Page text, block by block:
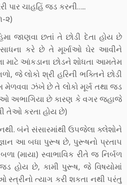
પાર ચાહહિં જડ કરની…..
૨)
જાણવા છતાં તે છોડી દેતા હોય છે
કરે છે તે મૂર્ખાઓ ઘેર આવીને
માટે આંકડાના છોડને શોધતા આમતેમ
જે લોકો શ્રી હરિની ભક્તિને છોડી
મેળવવા ઝંખે છે તે લોકો મૂર્ખ તથા જડ
અભાગિયા છે કારણ કે વગર જહાજે
તેઓ કરતા હોય છે)
બંને સંસારમાંથી ઉ૫જેલા ક્લેશોને
આ બધા પુરૂષ છે, પુરૂષનો પ્રતા૫
(માયા) સ્‍વાભાવિક રીતે જ નિર્બળ
હોય છે, કામી પુરૂષ, જે વિષયોમાં
ત્‍યાગ કરી શકતા નથી ૫રંતુ